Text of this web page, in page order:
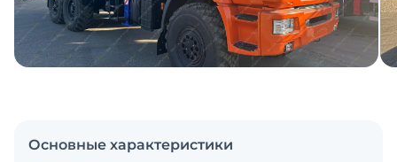
Основные характеристики